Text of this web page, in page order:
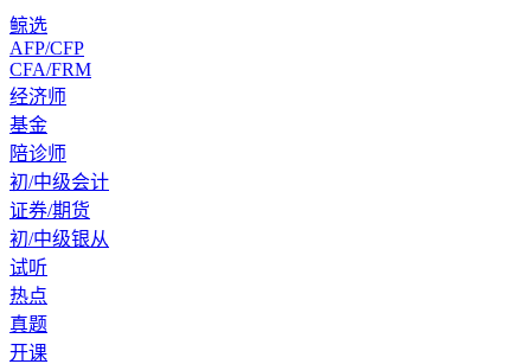
鲸选
AFP/CFP
CFA/FRM
经济师
基金
陪诊师
初/中级会计
证券/期货
初/中级银从
试听
热点
真题
开课